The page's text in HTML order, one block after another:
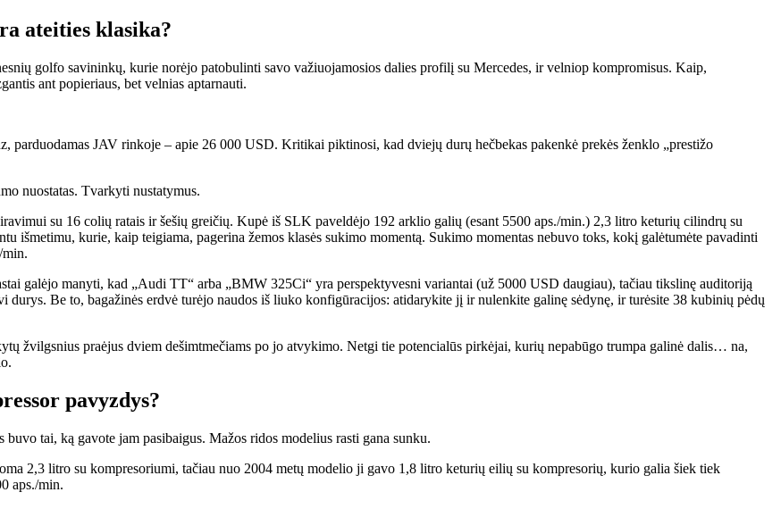
ateities klasika?
golfo savininkų, kurie norėjo patobulinti savo važiuojamosios dalies profilį su Mercedes, ir velniop kompromisus. Kaip,
ant popieriaus, bet velnias aptarnauti.
parduodamas JAV rinkoje – apie 26 000 USD. Kritikai piktinosi, kad dviejų durų hečbekas pakenkė prekės ženklo „prestižo
nuostatas. Tvarkyti nustatymus.
su 16 colių ratais ir šešių greičių. Kupė iš SLK paveldėjo 192 arklio galių (esant 5500 aps./min.) 2,3 litro keturių cilindrų su
išmetimu, kurie, kaip teigiama, pagerina žemos klasės sukimo momentą. Sukimo momentas nebuvo toks, kokį galėtumėte pavadinti
min.
galėjo manyti, kad „Audi TT“ arba „BMW 325Ci“ yra perspektyvesni variantai (už 5000 USD daugiau), tačiau tikslinę auditoriją
durys. Be to, bagažinės erdvė turėjo naudos iš liuko konfigūracijos: atidarykite jį ir nulenkite galinę sėdynę, ir turėsite 38 kubinių pėdų
žvilgsnius praėjus dviem dešimtmečiams po jo atvykimo. Netgi tie potencialūs pirkėjai, kurių nepabūgo trumpa galinė dalis… na,
pavyzdys?
tai, ką gavote jam pasibaigus. Mažos ridos modelius rasti gana sunku.
2,3 litro su kompresoriumi, tačiau nuo 2004 metų modelio ji gavo 1,8 litro keturių eilių su kompresorių, kurio galia šiek tiek
aps./min.